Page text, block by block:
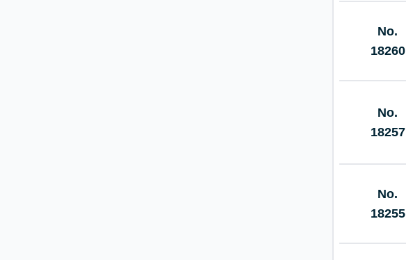
No.
18260
No.
18257
No.
18255